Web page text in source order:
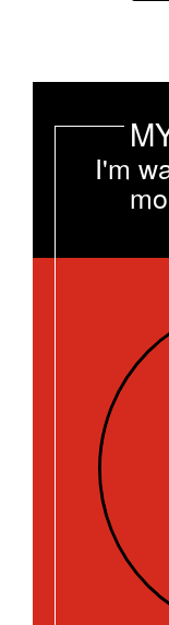
I'm